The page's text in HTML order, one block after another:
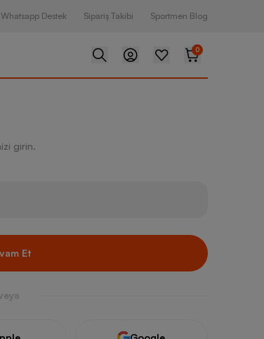
Whatsapp Destek Sipariş Takibi Sportmen Blog
0
girin.
Et